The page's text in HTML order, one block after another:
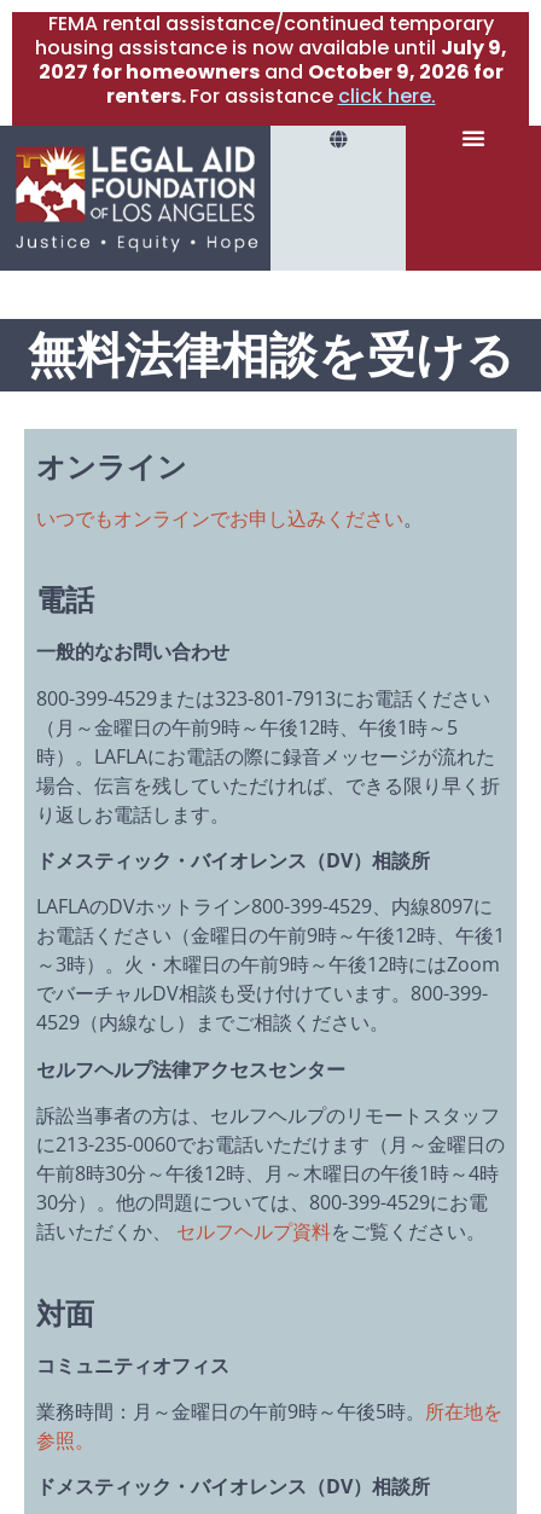
FEMA rental assistance/continued temporary
housing assistance is now available until July 9,
2027 for homeownersand October 9, 2026 for
renters.For assistance click here.
無料法律相談を受ける
オンライン
いつでもオンラインでお申し込みください。
電話
一般的なお問い合わせ
800-399-4529または323-801-7913にお電話ください
（月～金曜日の午前9時～午後12時、午後1時～5
時）。LAFLAにお電話の際に録音メッセージが流れた
場合、伝言を残していただければ、できる限り早く折
り返しお電話します。
ドメスティック・バイオレンス（DV）相談所
LAFLAのDVホットライン800-399-4529、内線8097に
お電話ください（金曜日の午前9時～午後12時、午後1
～3時）。火・木曜日の午前9時～午後12時にはZoom
でバーチャルDV相談も受け付けています。800-399-
4529（内線なし）までご相談ください。
セルフヘルプ法律アクセスセンター
訴訟当事者の方は、セルフヘルプのリモートスタッフ
に213-235-0060でお電話いただけます（月～金曜日の
午前8時30分～午後12時、月～木曜日の午後1時～4時
30分）。他の問題については、800-399-4529にお電
話いただくか、 セルフヘルプ資料をご覧ください。
対面
コミュニティオフィス
業務時間：月～金曜日の午前9時～午後5時。 所在地を
参照。
ドメスティック・バイオレンス（DV）相談所